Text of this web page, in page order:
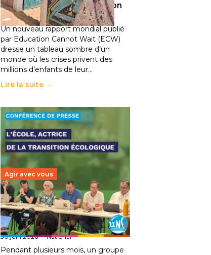
déplacements de population
11 juillet 2026 -National
Un nouveau rapport mondial publié
par Education Cannot Wait (ECW)
dresse un tableau sombre d’un
monde où les crises privent des
millions d’enfants de leur…
Lire la suite →
Agir avec vous
Transition écologique de
l’éducation : l’UNSA Éducation
fait bouger les lignes
30 juin 2026-National
Pendant plusieurs mois, un groupe